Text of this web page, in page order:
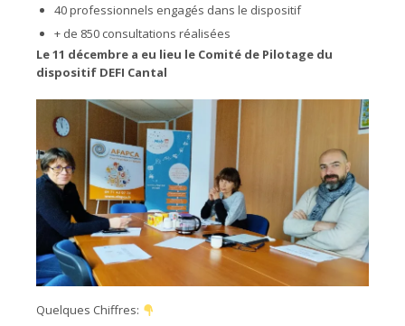
40 professionnels engagés dans le dispositif
+ de 850 consultations réalisées
Le 11 décembre a eu lieu le Comité de Pilotage du
dispositif DEFI Cantal
Quelques Chiffres: